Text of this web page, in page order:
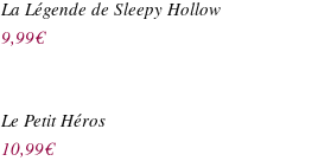
La Légende de Sleepy Hollow
9,99€
Le Petit Héros
10,99€